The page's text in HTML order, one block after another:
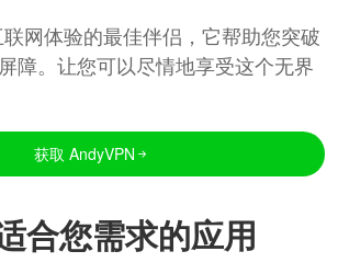
网体验的最佳伴侣，它帮助您突破
障。让您可以尽情地享受这个无界
获取 AndyVPN
合您需求的应用